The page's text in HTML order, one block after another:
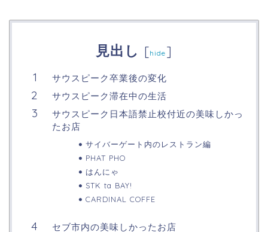
見出し [hide ]
サウスピーク卒業後の変化
サウスピーク滞在中の生活
サウスピーク日本語禁止校付近の美味しかっ
たお店
サイバーゲート内のレストラン編
PHAT PHO
はんにゃ
STK ta BAY!
CARDINAL COFFE
セブ市内の美味しかったお店